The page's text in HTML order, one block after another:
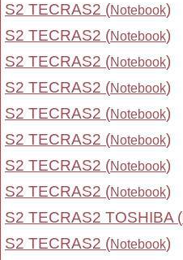
S2 TECRAS2 (Notebook)
S2 TECRAS2 (Notebook)
S2 TECRAS2 (Notebook)
S2 TECRAS2 (Notebook)
S2 TECRAS2 (Notebook)
S2 TECRAS2 (Notebook)
S2 TECRAS2 (Notebook)
S2 TECRAS2 (Notebook)
S2 TECRAS2 TOSHIBA (
S2 TECRAS2 (Notebook)